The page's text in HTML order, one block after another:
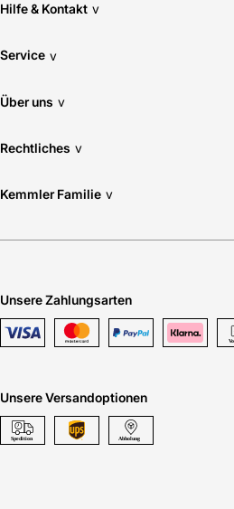
Hilfe & Kontakt v
Service v
Über uns v
Rechtliches v
Kemmler Familie v
Unsere Zahlungsarten
Unsere Versandoptionen